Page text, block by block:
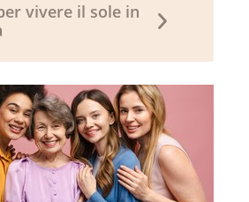
vivere il sole in